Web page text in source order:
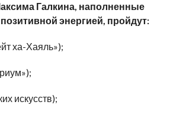
Галкина, наполненные
энергией, пройдут:
ха-Хаяль»);
искусств);